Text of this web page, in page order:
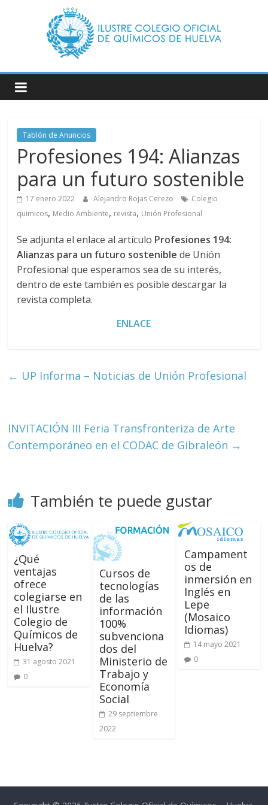
Ilustre
Colegio
Oficial
de
Químicos
–
Huelva
Página
Oficial
de
Huelva
Tablón de Anuncios
Profesiones 194: Alianzas
para un futuro sostenible
17 enero 2022 Alejandro Rojas Cerezo
Colegio
quimicos, Medio Ambiente, revista, Unión Profesional
Se adjunta el enlace al artículo Profesiones 194:
Alianzas para un futuro sostenible de Unión
Profesional que esperamos sea de su interés,
dentro de este también es posible descargar la
revista completa.
ENLACE
← UP Informa – Noticias de Unión Profesional
INVITACIÓN III Feria Transfronteriza de Arte
Contemporáneo en el CODAC de Gibraleón →
También te puede gustar
¿Qué
ventajas
ofrece
colegiarse en
el Ilustre
Colegio de
Químicos de
Huelva?
31 agosto 2021
0
Cursos de
tecnologías
de las
información
100%
subvenciona
dos del
Ministerio de
Trabajo y
Economía
Social
29 septiembre
2022
Campament
os de
inmersión en
Inglés en
Lepe
(Mosaico
Idiomas)
14 mayo 2021
0